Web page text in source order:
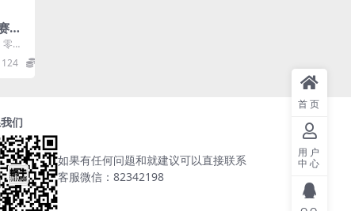
门
益
124
们
如果有任何问题和就建议可以直接联系
客服微信：82342198
首页
用户
中心